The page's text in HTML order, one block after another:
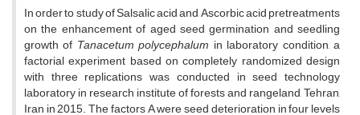
In order to study of Salsalic acid and Ascorbic acid pretreatments
on the enhancement of aged seed germination and seedling
growth of Tanacetum polycephalum in laboratory condition, a
factorial experiment based on completely randomized design
with three replications was conducted in seed technology
laboratory in research institute of forests and rangeland, Tehran,
Iran in 2015. The factors A were seed deterioration in four levels